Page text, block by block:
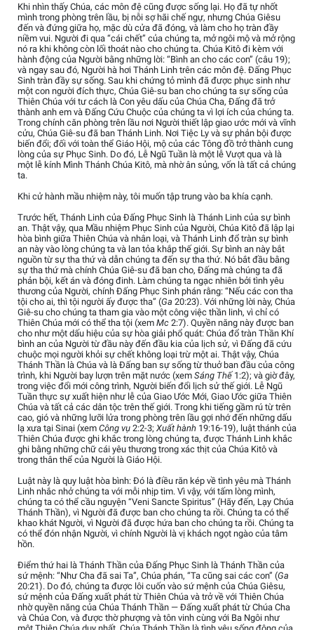
Khi nhìn thấy Chúa, các môn đệ cũng được sống lại. Họ đã tự nhốt
mình trong phòng trên lầu, bị nỗi sợ hãi chế ngự, nhưng Chúa Giêsu
đến và đứng giữa họ, mặc dù cửa đã đóng, và làm cho họ tràn đầy
niềm vui. Người đi qua “cái chết” của chúng ta, mở ngôi mộ và mở rộng
nó ra khi không còn lối thoát nào cho chúng ta. Chúa Kitô đi kèm với
hành động của Người bằng những lời: “Bình an cho các con” (câu 19);
và ngay sau đó, Người hà hơi Thánh Linh trên các môn đệ. Đấng Phục
Sinh tràn đầy sự sống. Sau khi chứng tỏ mình đã được phục sinh như
một con người đích thực, Chúa Giê-su ban cho chúng ta sự sống của
Thiên Chúa với tư cách là Con yêu dấu của Chúa Cha, Đấng đã trở
thành anh em và Đấng Cứu Chuộc của chúng ta vì lợi ích của chúng ta.
Trong chính căn phòng trên lầu nơi Người thiết lập giao ước mới và vĩnh
cửu, Chúa Giê-su đã ban Thánh Linh. Nơi Tiệc Ly và sự phản bội được
biến đổi; đối với toàn thể Giáo Hội, mộ của các Tông đồ trở thành cung
lòng của sự Phục Sinh. Do đó, Lễ Ngũ Tuần là một lễ Vượt qua và là
một lễ kính Mình Thánh Chúa Kitô, mà nhờ ân sủng, vốn là tất cả chúng
ta.
Khi cử hành mầu nhiệm này, tôi muốn tập trung vào ba khía cạnh.
Trước hết, Thánh Linh của Đấng Phục Sinh là Thánh Linh của sự bình
an. Thật vậy, qua Mầu nhiệm Phục Sinh của Người, Chúa Kitô đã lập lại
hòa bình giữa Thiên Chúa và nhân loại, và Thánh Linh đổ tràn sự bình
an này vào lòng chúng ta và lan tỏa khắp thế giới. Sự bình an này bắt
nguồn từ sự tha thứ và dẫn chúng ta đến sự tha thứ. Nó bắt đầu bằng
sự tha thứ mà chính Chúa Giê-su đã ban cho, Đấng mà chúng ta đã
phản bội, kết án và đóng đinh. Làm chúng ta ngạc nhiên bởi tình yêu
thương của Người, chính Đấng Phục Sinh phán rằng: “Nếu các con tha
tội cho ai, thì tội người ấy được tha” (Ga 20:23). Với những lời này, Chúa
Giê-su cho chúng ta tham gia vào một công việc thần linh, vì chỉ có
Thiên Chúa mới có thể tha tội (xem Mc 2:7). Quyền năng này được ban
cho như một dấu hiệu của sự hòa giải phổ quát: Chúa đổ tràn Thần Khí
bình an của Người từ đầu này đến đầu kia của lịch sử, vì Đấng đã cứu
chuộc mọi người khỏi sự chết không loại trừ một ai. Thật vậy, Chúa
Thánh Thần là Chúa và là Đấng ban sự sống từ thuở ban đầu của công
trình, khi Người bay lượn trên mặt nước (xem Sáng Thế 1:2); và giờ đây,
trong việc đổi mới công trình, Người biến đổi lịch sử thế giới. Lễ Ngũ
Tuần thực sự xuất hiện như lễ của Giao Ước Mới, Giao Ước giữa Thiên
Chúa và tất cả các dân tộc trên thế giới. Trong khi tiếng gầm rú từ trên
cao, gió và những lưỡi lửa trong phòng trên lầu gợi nhớ đến những dấu
lạ xưa tại Sinai (xem Công vụ 2:2-3; Xuất hành 19:16-19), luật thánh của
Thiên Chúa được ghi khắc trong lòng chúng ta, được Thánh Linh khắc
ghi bằng những chữ cái yêu thương trong xác thịt của Chúa Kitô và
trong thân thể của Người là Giáo Hội.
Luật này là quy luật hòa bình: Đó là điều răn kép về tình yêu mà Thánh
Linh nhắc nhở chúng ta với mỗi nhịp tim. Vì vậy, với tấm lòng mình,
chúng ta có thể cầu nguyện “Veni Sancte Spiritus” (Hãy đến, Lạy Chúa
Thánh Thần), vì Người đã được ban cho chúng ta rồi. Chúng ta có thể
khao khát Người, vì Người đã được hứa ban cho chúng ta rồi. Chúng ta
có thể đón nhận Người, vì chính Người là vị khách ngọt ngào của tâm
hồn.
Điểm thứ hai là Thánh Thần của Đấng Phục Sinh là Thánh Thần của
sứ mệnh: “Như Cha đã sai Ta”, Chúa phán, “Ta cũng sai các con” (Ga
20:21). Do đó, chúng ta được lôi cuốn vào sứ mệnh của Chúa Giêsu,
sứ mệnh của Đấng xuất phát từ Thiên Chúa và trở về với Thiên Chúa
nhờ quyền năng của Chúa Thánh Thần — Đấng xuất phát từ Chúa Cha
và Chúa Con, và được thờ phượng và tôn vinh cùng với Ba Ngôi như